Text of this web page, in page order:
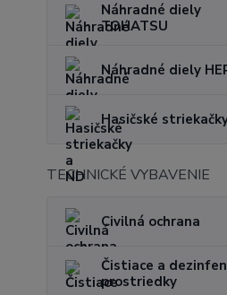
Náhradné diely
TOHATSU
Náhradné diely
Hasičské
TECHNICKÉ VYBAVENIE
Civilná ochrana
Čistiace a
prostriedky